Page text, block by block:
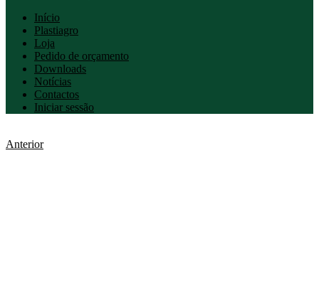
Início
Plastiagro
Loja
Pedido de orçamento
Downloads
Notícias
Contactos
Iniciar sessão
Anterior